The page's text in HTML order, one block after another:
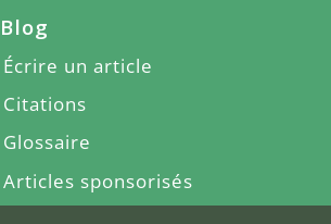
Blog
Écrire un article
Citations
Glossaire
Articles sponsorisés